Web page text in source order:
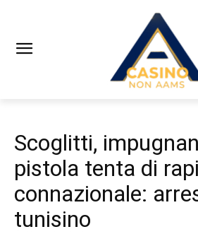
Scoglitti,
pistola tenta di
connazionale:
tunisino